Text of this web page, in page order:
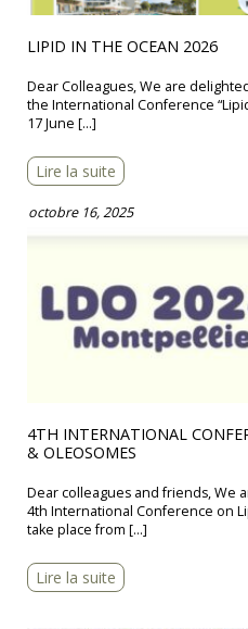
LIPID IN THE OCEAN 2026
Dear Colleagues, We are
the International Conference
17 June […]
Lire la suite
octobre 16, 2025
4TH INTERNATIONAL
& OLEOSOMES
Dear colleagues and friends, We
4th International Conference on
take place from […]
Lire la suite